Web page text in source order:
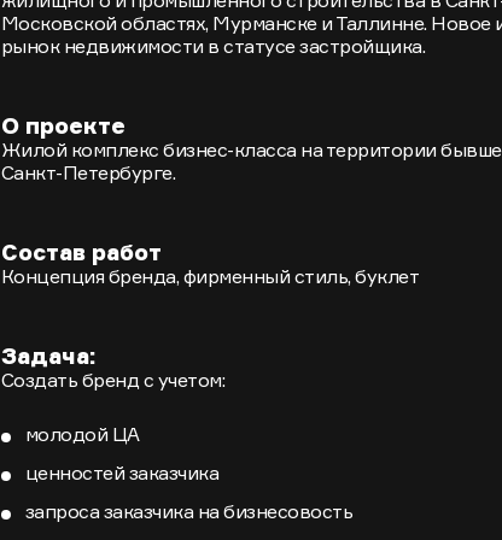
Московской областях, Мурманске и Таллинне. Новое
рынок недвижимости в статусе застройщика.
О проекте
Жилой комплекс бизнес-класса на территории
Санкт-Петербурге.
Состав работ
Концепция бренда, фирменный стиль, буклет
Задача:
Создать бренд с учетом:
молодой ЦА
ценностей заказчика
запроса заказчика на бизнесовость